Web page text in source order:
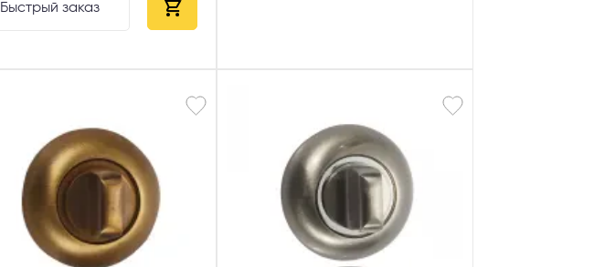
Быстрый заказ